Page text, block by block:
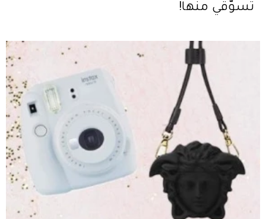
تسوّقي منها!